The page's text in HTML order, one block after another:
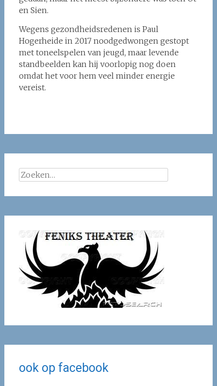
en Sien.
Wegens gezondheidsredenen is Paul
Hogerheide in 2017 noodgedwongen gestopt
met toneelspelen van jeugd, maar levende
standbeelden kan hij voorlopig nog doen
omdat het voor hem veel minder energie
vereist.
Zoeken
naar:
ook op facebook